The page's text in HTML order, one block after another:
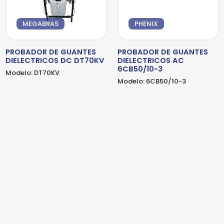
MEGABRAS
PROBADOR DE GUANTES
DIELECTRICOS DC DT70KV
Modelo: DT70KV
PHENIX
PROBADOR DE GUANTES
DIELECTRICOS AC
6CB50/10-3
Modelo: 6CB50/10-3
detalles adicionales. Por favor, completa el
siguiente formulario
detalles adicionales. Por favor, completa el
siguiente formulario